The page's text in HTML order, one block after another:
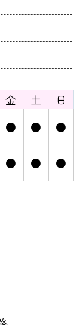
金 土
日
● ● ●
● ● ●